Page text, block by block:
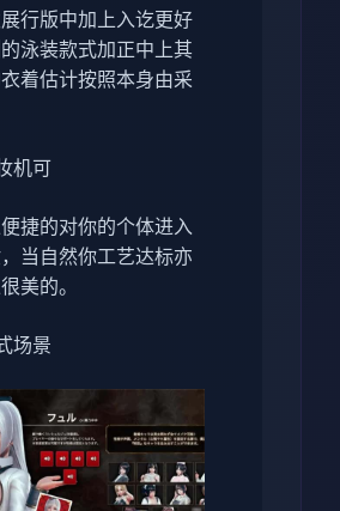
行版中加上入讫更好
泳装款式加正中上其
着估计按照本身由采
机可
捷的对你的个体进入
当自然你工艺达标亦
美的。
场景